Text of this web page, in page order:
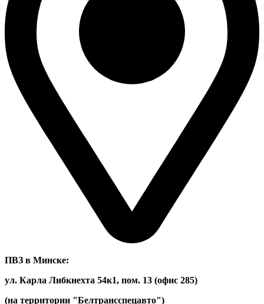
ПВЗ в Минске:
ул. Карла Либкнехта 54к1, пом. 13 (офис 285)
(на территории "Белтрансспецавто")